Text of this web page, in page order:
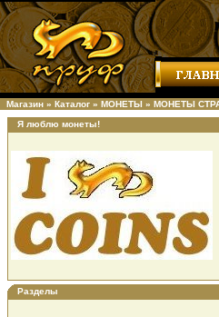
Магазин » Каталог » МОНЕТЫ » МОНЕТЫ
Я люблю монеты!
Разделы